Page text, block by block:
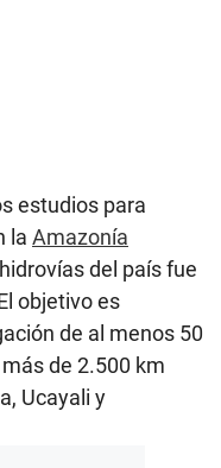
estudios para
la Amazonía
del país fue
objetivo es
de al menos 50
de 2.500 km
Ucayali y